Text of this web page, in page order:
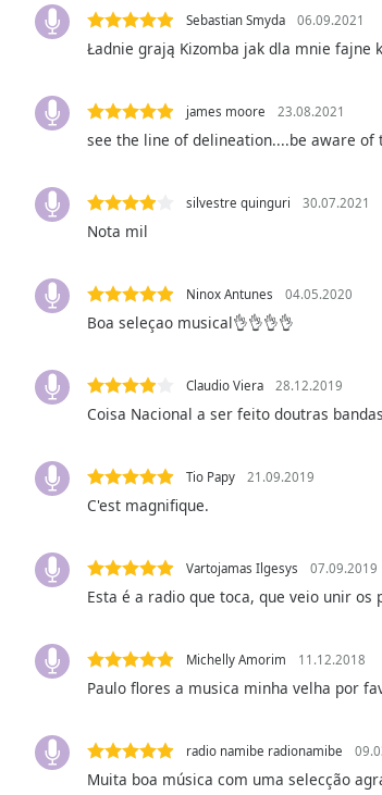
Color
Color
Background
Color
Opacity
Style
Family
Sebastian Smyda 06.09.2021
Ładnie grają Kizomba jak dla mnie fajne
james moore 23.08.2021
see the line of delineation....be aware
silvestre quinguri 30.07.2021
Nota mil
Ninox Antunes 04.05.2020
Boa seleçao musical👌👌👌👌
Claudio Viera 28.12.2019
Coisa Nacional a ser feito doutras
Tio Papy 21.09.2019
C'est magnifique.
Vartojamas Ilgesys 07.09.2019
Esta é a radio que toca, que veio unir os
Michelly Amorim 11.12.2018
Paulo flores a musica minha velha por
radio namibe radionamibe
Muita boa música com uma selecção